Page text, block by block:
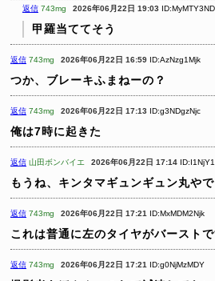
返信 743mg 2026年06月22日 19:03
甲羅当ててそう
返信 743mg 2026年06月22日 16:59 ID:AzNzg1Mjk
つか、ブレーキふまねーの？
返信 743mg 2026年06月22日 17:13 ID:g3NDgzNjc
俺は7時に起きた
返信 山田ボンバイエ 2026年06月22日 17:14
もうね、キンタマギュンギュン丸やで
返信 743mg 2026年06月22日 17:21 ID:MxMDM2Njk
これは普通に左のタイヤがバースト
返信 743mg 2026年06月22日 17:21 ID:g0NjMzMDY